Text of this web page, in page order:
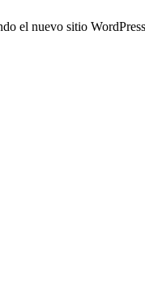
el nuevo sitio